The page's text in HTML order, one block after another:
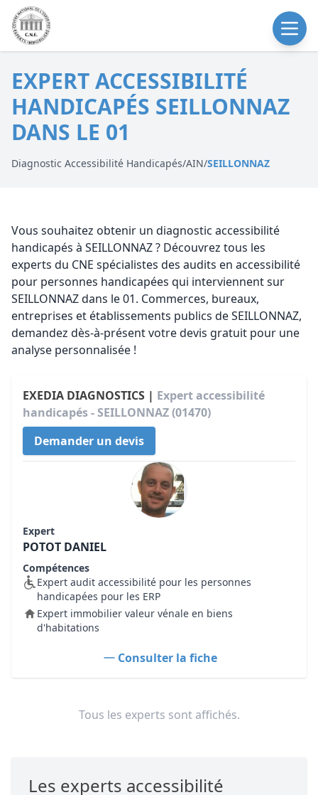
EXPERT ACCESSIBILITÉ
HANDICAPÉS SEILLONNAZ
DANS LE 01
Diagnostic Accessibilité Handicapés/AIN/SEILLONNAZ
Vous souhaitez obtenir un diagnostic accessibilité
handicapés à SEILLONNAZ ? Découvrez tous les
experts du CNE spécialistes des audits en accessibilité
pour personnes handicapées qui interviennent sur
SEILLONNAZ dans le 01. Commerces, bureaux,
entreprises et établissements publics de SEILLONNAZ,
demandez dès-à-présent votre devis gratuit pour une
analyse personnalisée !
EXEDIA DIAGNOSTICS | Expert accessibilité
handicapés - SEILLONNAZ (01470)
Demander un devis
Expert
POTOT DANIEL
Compétences
Expert audit accessibilité pour les personnes
handicapées pour les ERP
Expert immobilier valeur vénale en biens
d'habitations
Consulter la fiche
Tous les experts sont affichés.
Les experts accessibilité